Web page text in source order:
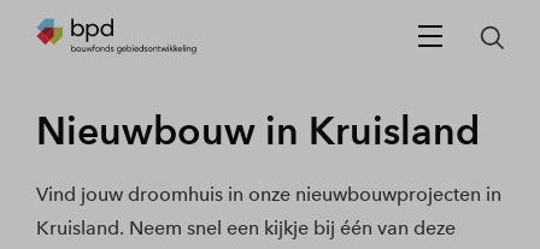
Nieuwbouw in Kruisland
Vind jouw droomhuis in onze nieuwbouwprojecten in
Kruisland. Neem snel een kijkje bij één van deze